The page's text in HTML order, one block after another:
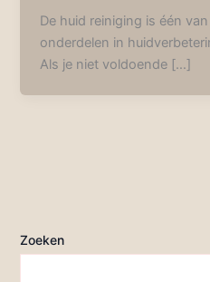
De huid reiniging is één
onderdelen in
Als je niet voldoende […]
Zoeken